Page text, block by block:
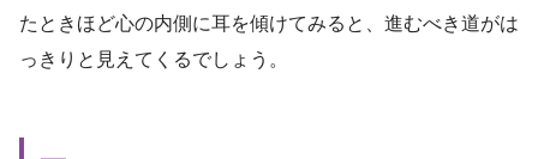
たときほど心の内側に耳を傾けてみると、進むべき道がは
っきりと見えてくるでしょう。